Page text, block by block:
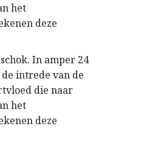
het
deze
In amper 24
intrede van de
die naar
het
deze